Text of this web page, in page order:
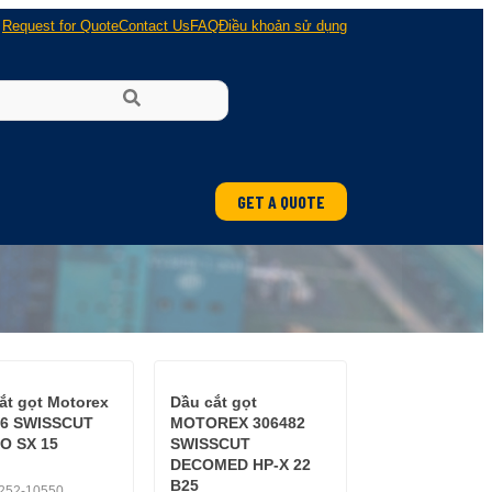
Request for QuoteContact Us FAQĐiều khoản sử dụng
GET A QUOTE
gọt Motorex
SWISSCUT
SX 15
Dầu cắt gọt
MOTOREX 306482
SWISSCUT
DECOMED HP-X 22
B25